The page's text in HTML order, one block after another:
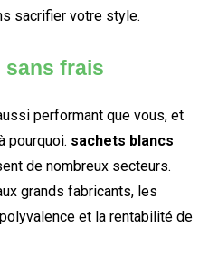
sacrifier votre style.
sans frais
performant que vous, et
pourquoi. sachets blancs
de nombreux secteurs.
grands fabricants, les
et la rentabilité de